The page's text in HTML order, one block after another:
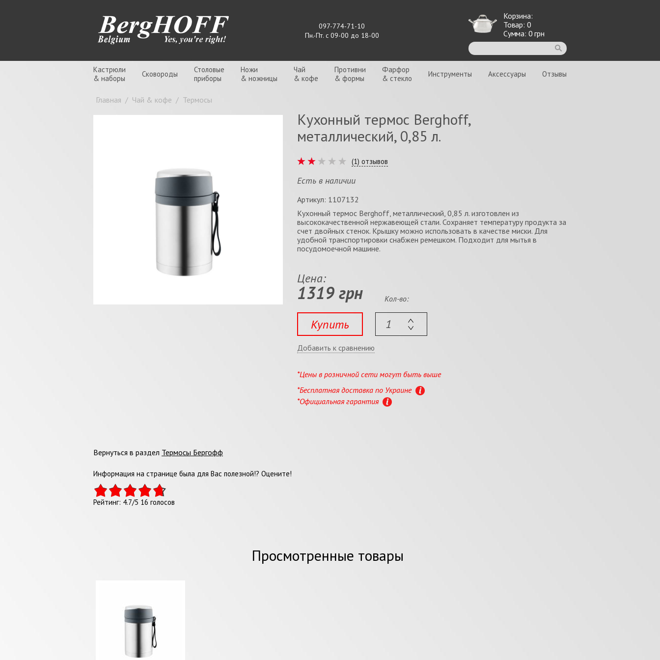
097-774-71-10
Пн.-Пт. с 09-00 до 18-00
Корзина:
Товар: 0
Сумма: 0 грн
Кастрюли
& наборы
Сковороды
Столовые
приборы
Ножи
& ножницы
Чай
& кофе
Противни
& формы
Фарфор
& стекло
Инструменты Аксессуары Отзывы
Главная / Чай & кофе / Термосы
Кухонный термос Berghoff,
металлический, 0,85 л.
(1) отзывов
Есть в наличии
Артикул: 1107132
Кухонный термос Berghoff, металлический, 0,85 л. изготовлен из
высококачественной нержавеющей стали. Сохраняет температуру продукта за
счет двойных стенок. Крышку можно использовать в качестве миски. Для
удобной транспортировки снабжен ремешком. Подходит для мытья в
посудомоечной машине.
Цена:
1319 грн
Купить
Кол-во:
Добавить к сравнению
*Цены в розничной сети могут быть выше
*Бесплатная доставка по Украине
*Официальная гарантия
Вернуться в раздел Термосы Бергофф
Информация на странице была для Вас полезной!? Оцените!
Рейтинг: 4.7/5 16 голосов
Просмотренные товары